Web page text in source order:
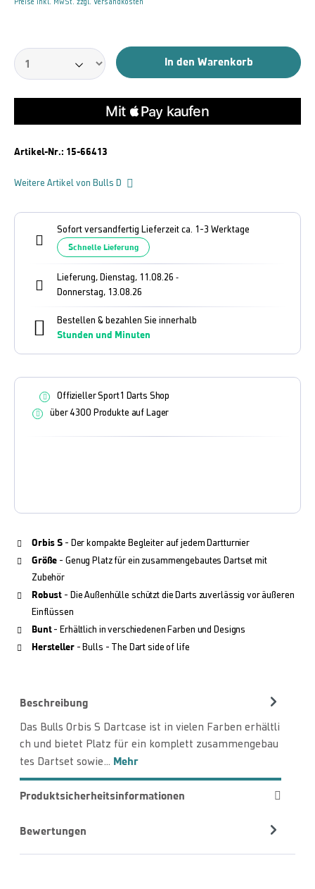
Beschreibung
Das Bulls Orbis S Dartcase ist in vielen Farben erhältli
ch und bietet Platz für ein komplett zusammengebau
tes Dartset sowie… Mehr
Produktsicherheitsinformationen
Bewertungen
Preise inkl. MwSt. zzgl. Versandkosten
In den Warenkorb
Artikel-Nr.: 15-66413
Weitere Artikel von Bulls D
Sofort versandfertig Lieferzeit ca. 1-3 Werktage
Schnelle Lieferung
Lieferung, Dienstag, 11.08.26 -
Donnerstag, 13.08.26
Bestellen & bezahlen Sie innerhalb
Stunden und Minuten
Offizieller Sport1 Darts Shop
über 4300 Produkte auf Lager
Orbis S - Der kompakte Begleiter auf jedem Dartturnier
Größe - Genug Platz für ein zusammengebautes Dartset mit
Zubehör
Robust - Die Außenhülle schützt die Darts zuverlässig vor äußeren
Einflüssen
Bunt- Erhältlich in verschiedenen Farben und Designs
Hersteller- Bulls - The Dart side of life